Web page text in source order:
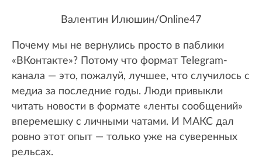
Валентин Илюшин/Online47
Почему мы не вернулись просто в паблики
«ВКонтакте»? Потому что формат Telegram-
канала — это, пожалуй, лучшее, что случилось с
медиа за последние годы. Люди привыкли
читать новости в формате «ленты сообщений»
вперемешку с личными чатами. И МАКС дал
ровно этот опыт — только уже на суверенных
рельсах.